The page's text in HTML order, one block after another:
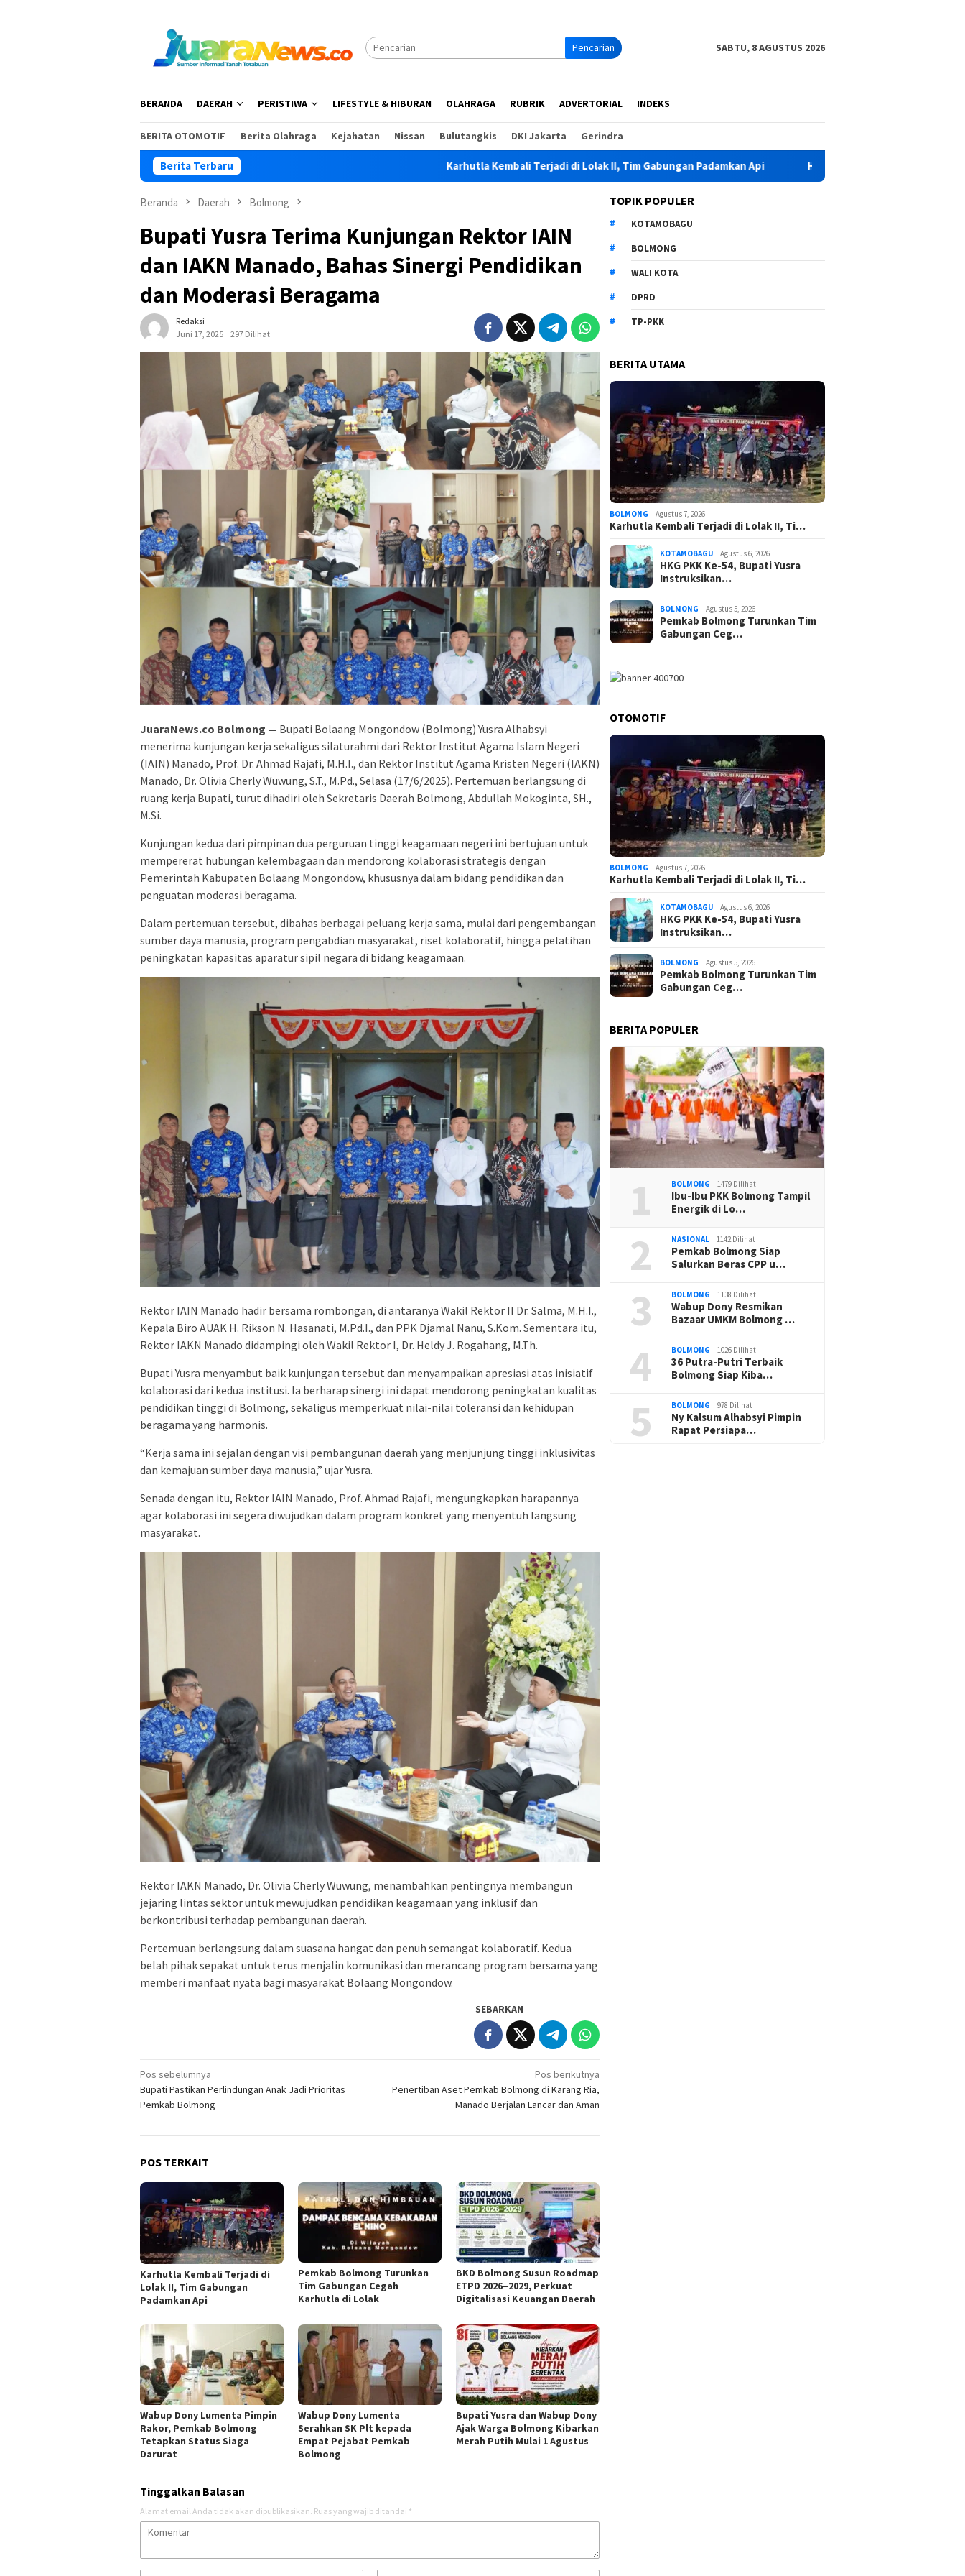
Pencarian SABTU, 8 AGUSTUS 2026
BERANDA DAERAH PERISTIWA LIFESTYLE & HIBURAN OLAHRAGA RUBRIK ADVERTORIAL INDEKS
BERITA OTOMOTIF Berita Olahraga Kejahatan Nissan Bulutangkis DKI Jakarta Gerindra
Berita Terbaru Karhutla Kembali Terjadi di Lolak II, Tim Gabungan Padamkan Api HKG PKK Ke-54, Bupati Yusra Instruksikan OPD
Beranda Daerah Bolmong
Bupati Yusra Terima Kunjungan Rektor IAIN
dan IAKN Manado, Bahas Sinergi Pendidikan
dan Moderasi Beragama
Redaksi
Juni 17, 2025
297 Dilihat
JuaraNews.co Bolmong — Bupati Bolaang Mongondow (Bolmong) Yusra Alhabsyi
menerima kunjungan kerja sekaligus silaturahmi dari Rektor Institut Agama Islam Negeri
(IAIN) Manado, Prof. Dr. Ahmad Rajafi, M.H.I., dan Rektor Institut Agama Kristen Negeri (IAKN)
Manado, Dr. Olivia Cherly Wuwung, S.T., M.Pd., Selasa (17/6/2025). Pertemuan berlangsung di
ruang kerja Bupati, turut dihadiri oleh Sekretaris Daerah Bolmong, Abdullah Mokoginta, SH.,
M.Si.
Kunjungan kedua dari pimpinan dua perguruan tinggi keagamaan negeri ini bertujuan untuk
mempererat hubungan kelembagaan dan mendorong kolaborasi strategis dengan
Pemerintah Kabupaten Bolaang Mongondow, khususnya dalam bidang pendidikan dan
penguatan moderasi beragama.
Dalam pertemuan tersebut, dibahas berbagai peluang kerja sama, mulai dari pengembangan
sumber daya manusia, program pengabdian masyarakat, riset kolaboratif, hingga pelatihan
peningkatan kapasitas aparatur sipil negara di bidang keagamaan.
Rektor IAIN Manado hadir bersama rombongan, di antaranya Wakil Rektor II Dr. Salma, M.H.I.,
Kepala Biro AUAK H. Rikson N. Hasanati, M.Pd.I., dan PPK Djamal Nanu, S.Kom. Sementara itu,
Rektor IAKN Manado didampingi oleh Wakil Rektor I, Dr. Heldy J. Rogahang, M.Th.
Bupati Yusra menyambut baik kunjungan tersebut dan menyampaikan apresiasi atas inisiatif
kolaborasi dari kedua institusi. Ia berharap sinergi ini dapat mendorong peningkatan kualitas
pendidikan tinggi di Bolmong, sekaligus memperkuat nilai-nilai toleransi dan kehidupan
beragama yang harmonis.
“Kerja sama ini sejalan dengan visi pembangunan daerah yang menjunjung tinggi inklusivitas
dan kemajuan sumber daya manusia,” ujar Yusra.
Senada dengan itu, Rektor IAIN Manado, Prof. Ahmad Rajafi, mengungkapkan harapannya
agar kolaborasi ini segera diwujudkan dalam program konkret yang menyentuh langsung
masyarakat.
Rektor IAKN Manado, Dr. Olivia Cherly Wuwung, menambahkan pentingnya membangun
jejaring lintas sektor untuk mewujudkan pendidikan keagamaan yang inklusif dan
berkontribusi terhadap pembangunan daerah.
Pertemuan berlangsung dalam suasana hangat dan penuh semangat kolaboratif. Kedua
belah pihak sepakat untuk terus menjalin komunikasi dan merancang program bersama yang
memberi manfaat nyata bagi masyarakat Bolaang Mongondow.
SEBARKAN
Navigasi
pos
Pos sebelumnya
Bupati Pastikan Perlindungan Anak Jadi Prioritas
Pemkab Bolmong
Pos berikutnya
Penertiban Aset Pemkab Bolmong di Karang Ria,
Manado Berjalan Lancar dan Aman
POS TERKAIT
Karhutla Kembali Terjadi di
Lolak II, Tim Gabungan
Padamkan Api
Pemkab Bolmong Turunkan
Tim Gabungan Cegah
Karhutla di Lolak
BKD Bolmong Susun Roadmap
ETPD 2026–2029, Perkuat
Digitalisasi Keuangan Daerah
Wabup Dony Lumenta Pimpin
Rakor, Pemkab Bolmong
Tetapkan Status Siaga
Darurat
Wabup Dony Lumenta
Serahkan SK Plt kepada
Empat Pejabat Pemkab
Bolmong
Bupati Yusra dan Wabup Dony
Ajak Warga Bolmong Kibarkan
Merah Putih Mulai 1 Agustus
Tinggalkan Balasan
Alamat email Anda tidak akan dipublikasikan. Ruas yang wajib ditandai *
TOPIK POPULER
KOTAMOBAGU
BOLMONG
WALI KOTA
DPRD
TP-PKK
BERITA UTAMA
BOLMONG Agustus 7, 2026
Karhutla Kembali Terjadi di Lolak II, Ti…
KOTAMOBAGU Agustus 6, 2026
HKG PKK Ke-54, Bupati Yusra
Instruksikan…
BOLMONG Agustus 5, 2026
Pemkab Bolmong Turunkan Tim
Gabungan Ceg…
OTOMOTIF
BOLMONG Agustus 7, 2026
Karhutla Kembali Terjadi di Lolak II, Ti…
KOTAMOBAGU Agustus 6, 2026
HKG PKK Ke-54, Bupati Yusra
Instruksikan…
BOLMONG Agustus 5, 2026
Pemkab Bolmong Turunkan Tim
Gabungan Ceg…
BERITA POPULER
1 BOLMONG 1479 Dilihat
Ibu-Ibu PKK Bolmong Tampil
Energik di Lo…
2 NASIONAL 1142 Dilihat
Pemkab Bolmong Siap
Salurkan Beras CPP u…
3 BOLMONG 1138 Dilihat
Wabup Dony Resmikan
Bazaar UMKM Bolmong …
4 BOLMONG 1026 Dilihat
36 Putra-Putri Terbaik
Bolmong Siap Kiba…
5 BOLMONG 978 Dilihat
Ny Kalsum Alhabsyi Pimpin
Rapat Persiapa…